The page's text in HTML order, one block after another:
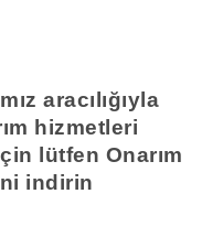
aracılığıyla
hizmetleri
lütfen Onarım
indirin